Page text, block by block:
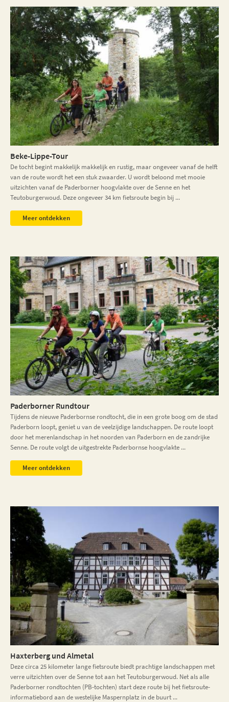
Beke-Lippe-Tour
De tocht begint makkelijk makkelijk en rustig, maar ongeveer vanaf de helft
van de route wordt het een stuk zwaarder. U wordt beloond met mooie
uitzichten vanaf de Paderborner hoogvlakte over de Senne en het
Teutoburgerwoud. Deze ongeveer 34 km fietsroute begin bij ...
Meer ontdekken
Paderborner Rundtour
Tijdens de nieuwe Paderbornse rondtocht, die in een grote boog om de stad
Paderborn loopt, geniet u van de veelzijdige landschappen. De route loopt
door het merenlandschap in het noorden van Paderborn en de zandrijke
Senne. De route volgt de uitgestrekte Paderbornse hoogvlakte ...
Meer ontdekken
Haxterberg und Almetal
Deze circa 25 kilometer lange fietsroute biedt prachtige landschappen met
verre uitzichten over de Senne tot aan het Teutoburgerwoud. Net als alle
Paderborner rondtochten (PB-tochten) start deze route bij het fietsroute-
informatiebord aan de westelijke Maspernplatz in de buurt ...